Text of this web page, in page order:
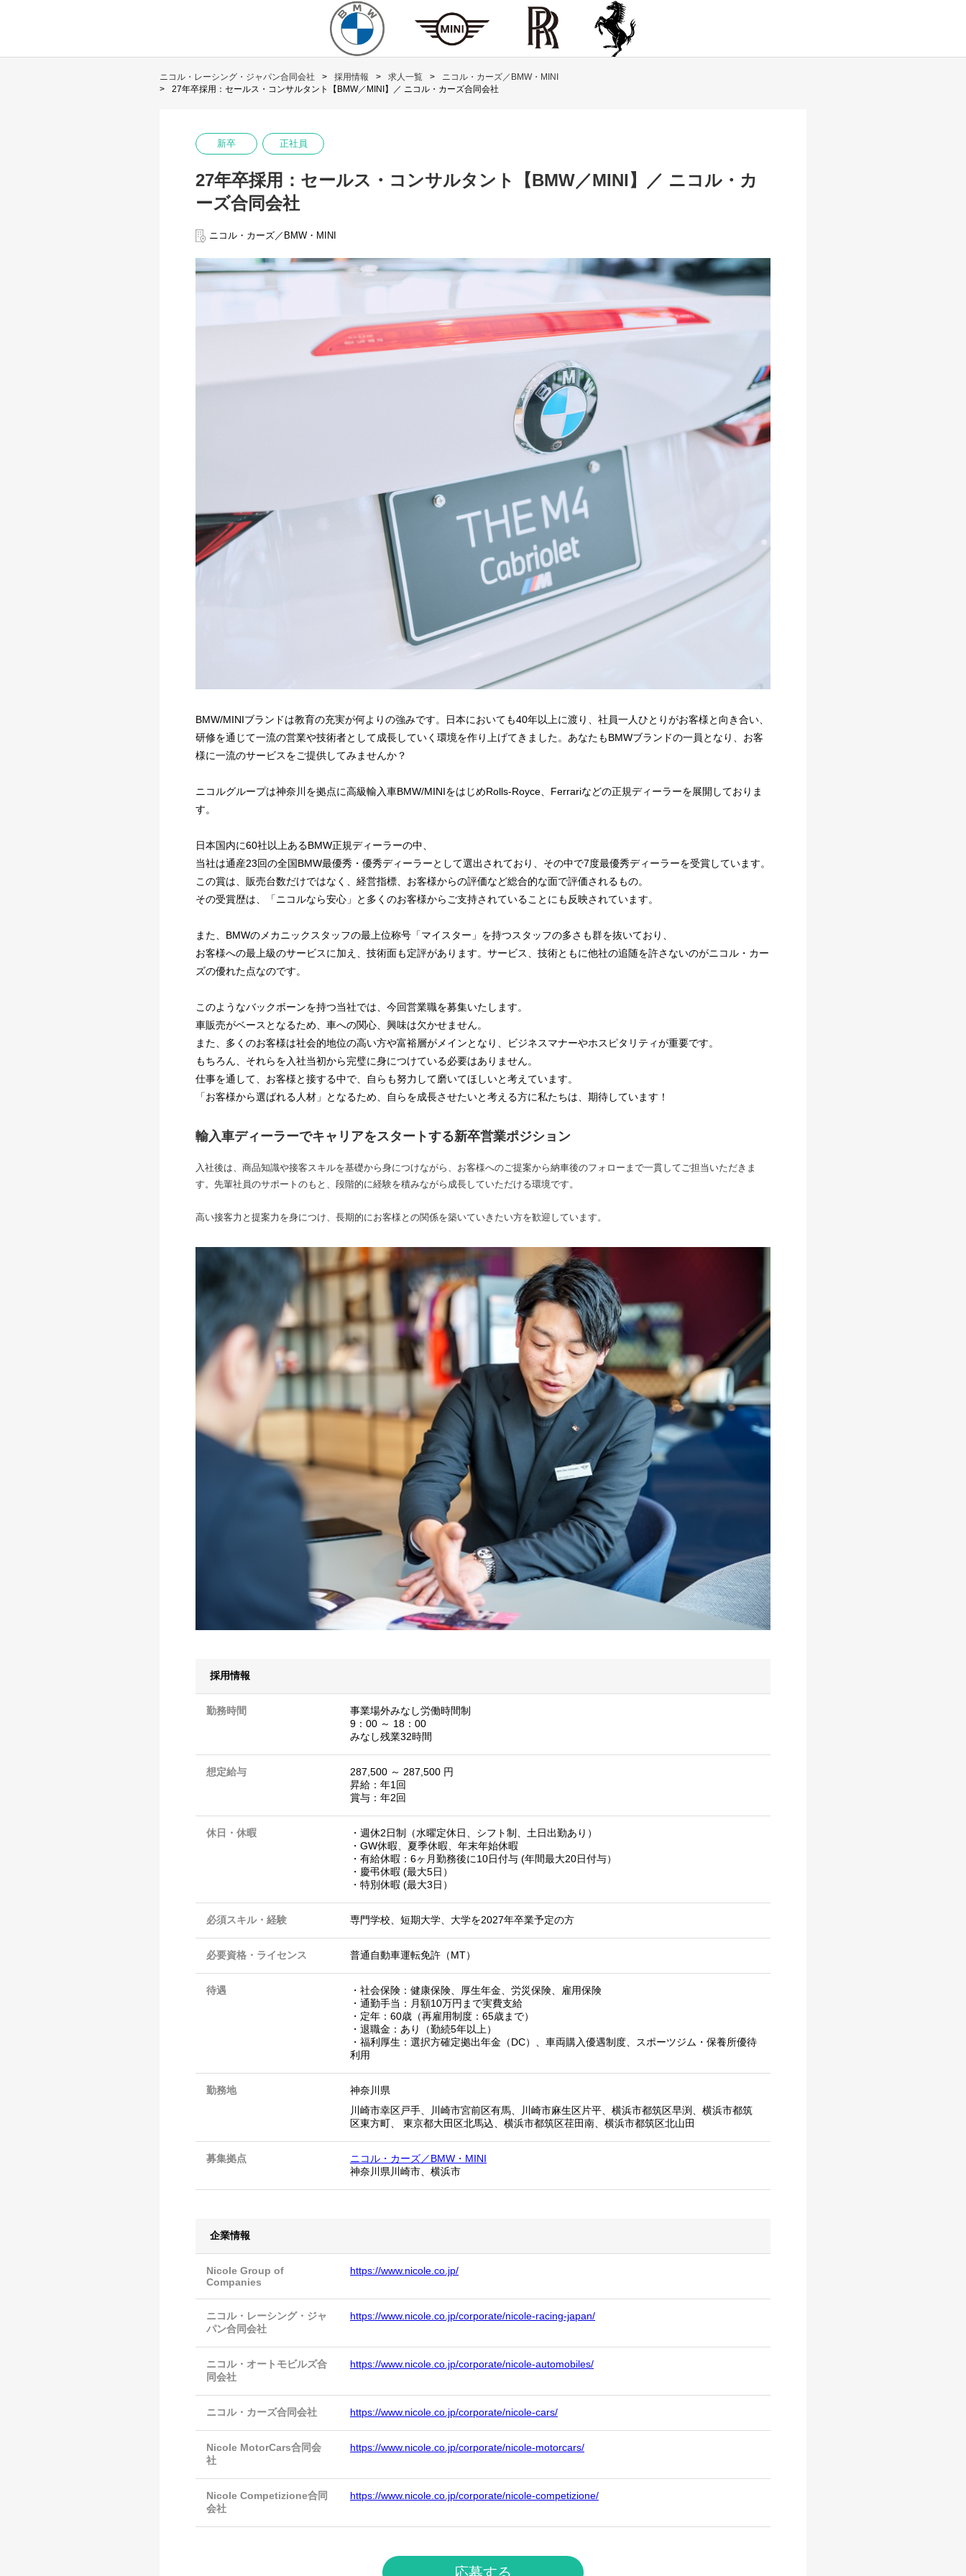
ニコル・レーシング・ジャパン合同会社 採用情報 求人一覧
ニコル・カーズ／BMW・MINI
27年卒採用：セールス・コンサルタント【BMW／MINI】／ ニコル・カーズ合同会社
新卒 正社員
27年卒採用：セールス・コンサルタント【BMW／MINI】／ ニコル・カ
ーズ合同会社
ニコル・カーズ／BMW・MINI
BMW/MINIブランドは教育の充実が何よりの強みです。日本においても40年以上に渡り、社員一人ひとりがお客様と向き合い、
研修を通じて一流の営業や技術者として成長していく環境を作り上げてきました。あなたもBMWブランドの一員となり、お客
様に一流のサービスをご提供してみませんか？
ニコルグループは神奈川を拠点に高級輸入車BMW/MINIをはじめRolls-Royce、Ferrariなどの正規ディーラーを展開しておりま
す。
日本国内に60社以上あるBMW正規ディーラーの中、
当社は通産23回の全国BMW最優秀・優秀ディーラーとして選出されており、その中で7度最優秀ディーラーを受賞しています。
この賞は、販売台数だけではなく、経営指標、お客様からの評価など総合的な面で評価されるもの。
その受賞歴は、「ニコルなら安心」と多くのお客様からご支持されていることにも反映されています。
また、BMWのメカニックスタッフの最上位称号「マイスター」を持つスタッフの多さも群を抜いており、
お客様への最上級のサービスに加え、技術面も定評があります。サービス、技術ともに他社の追随を許さないのがニコル・カー
ズの優れた点なのです。
このようなバックボーンを持つ当社では、今回営業職を募集いたします。
車販売がベースとなるため、車への関心、興味は欠かせません。
また、多くのお客様は社会的地位の高い方や富裕層がメインとなり、ビジネスマナーやホスピタリティが重要です。
もちろん、それらを入社当初から完璧に身につけている必要はありません。
仕事を通して、お客様と接する中で、自らも努力して磨いてほしいと考えています。
「お客様から選ばれる人材」となるため、自らを成長させたいと考える方に私たちは、期待しています！
輸入車ディーラーでキャリアをスタートする新卒営業ポジション
入社後は、商品知識や接客スキルを基礎から身につけながら、お客様へのご提案から納車後のフォローまで一貫してご担当いただきま
す。先輩社員のサポートのもと、段階的に経験を積みながら成長していただける環境です。
高い接客力と提案力を身につけ、長期的にお客様との関係を築いていきたい方を歓迎しています。
採用情報
勤務時間
事業場外みなし労働時間制
9：00 ～ 18：00
みなし残業32時間
想定給与
287,500 ～ 287,500 円
昇給：年1回
賞与：年2回
休日・休暇
・週休2日制（水曜定休日、シフト制、土日出勤あり）
・GW休暇、夏季休暇、年末年始休暇
・有給休暇：6ヶ月勤務後に10日付与 (年間最大20日付与）
・慶弔休暇 (最大5日）
・特別休暇 (最大3日）
必須スキル・経験 専門学校、短期大学、大学を2027年卒業予定の方
必要資格・ライセンス 普通自動車運転免許（MT）
待遇
・社会保険：健康保険、厚生年金、労災保険、雇用保険
・通勤手当：月額10万円まで実費支給
・定年：60歳（再雇用制度：65歳まで）
・退職金：あり（勤続5年以上）
・福利厚生：選択方確定拠出年金（DC）、車両購入優遇制度、スポーツジム・保養所優待
利用
勤務地
神奈川県
川崎市幸区戸手、川崎市宮前区有馬、川崎市麻生区片平、横浜市都筑区早渕、横浜市都筑
区東方町、 東京都大田区北馬込、横浜市都筑区荏田南、横浜市都筑区北山田
募集拠点
ニコル・カーズ／BMW・MINI
神奈川県川崎市、横浜市
企業情報
Nicole Group of
Companies
https://www.nicole.co.jp/
ニコル・レーシング・ジャ
パン合同会社
https://www.nicole.co.jp/corporate/nicole-racing-japan/
ニコル・オートモビルズ合
同会社
https://www.nicole.co.jp/corporate/nicole-automobiles/
ニコル・カーズ合同会社 https://www.nicole.co.jp/corporate/nicole-cars/
Nicole MotorCars合同会
社
https://www.nicole.co.jp/corporate/nicole-motorcars/
Nicole Competizione合同
会社
https://www.nicole.co.jp/corporate/nicole-competizione/
応募する